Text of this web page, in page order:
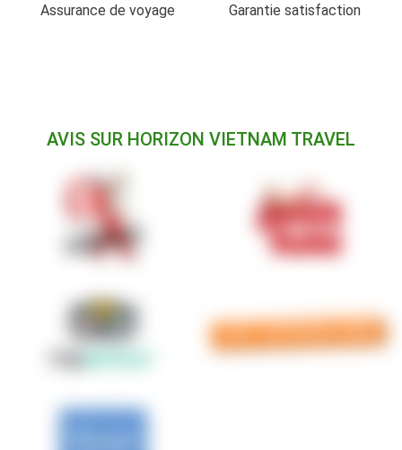
Assurance de voyage Garantie satisfaction
AVIS SUR HORIZON VIETNAM TRAVEL